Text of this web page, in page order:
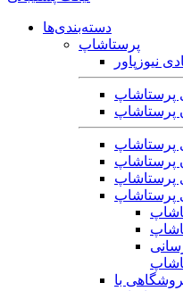
دسته‌بندی‌ها
پرستاشاپ
نیوزپاور
پرستاشاپ
پرستاشاپ
پرستاشاپ
پرستاشاپ
پرستاشاپ
پرستاشاپ
با